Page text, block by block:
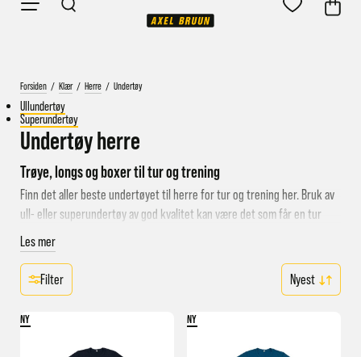
Forsiden / Klær / Herre / Undertøy
Ullundertøy
Superundertøy
Undertøy herre
Trøye, longs og boxer til tur og trening
Finn det aller beste undertøyet til herre for tur og trening her. Bruk av
ull- eller superundertøy av god kvalitet kan være det som får en tur
eller treningsøkt til å bli vellykket - uten at du blir våt og kald av
svetten.
Velg mellom ull- eller superundertøy
men vi har gjort det enkelt for deg å velge fra øverste hylle. Hos oss
finner du klær vi vet fungerer for tiltenkt aktivitet, og som vi vet
Les mer
Filter
NY NY